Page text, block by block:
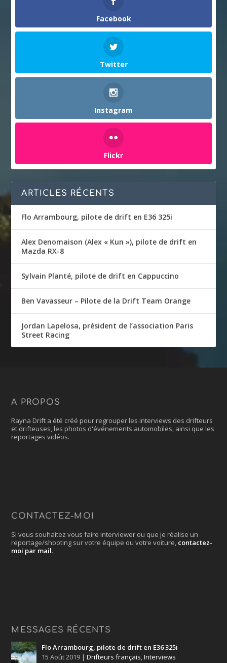
Facebook
Twitter
Instagram
Flickr
ARTICLES RÉCENTS
Flo Arrambourg, pilote de drift en E36 325i
Alex Denomaison (Alex « Kun »), pilote de drift en
Mazda RX-8
Sylvain Planté, pilote de drift en Cappuccino
Ben Vavasseur – Pilote de la Drift Team Orange
Jordan Lapelosa, président de l’association Paris
Street Racing
A PROPOS
Rayna Drift a été créé pour regrouper les interviews des drifteurs
et drifteuses, les photos d'événements automobiles, ainsi que les
reportages vidéos.
CONTACTEZ-MOI
Si vous souhaitez vous faire interviewer ou que je réalise un
reportage/shooting sur votre équipe ou votre voiture, contactez-
moi par mail.
MESSAGES RÉCENTS
Flo Arrambourg, pilote de drift en E36 325i
15 Août 2019 |Drifteurs français,Interviews